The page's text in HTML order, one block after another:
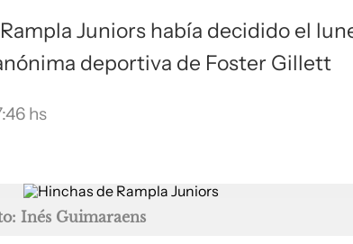
Juniors había decidido el
deportiva de Foster Gillett
hs
Inés Guimaraens